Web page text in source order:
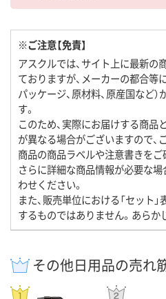
※ご注意【免責】
アスクルでは、サイト上に最新の
ておりますが、メーカーの都合等に
パッケージ、原材料、原産国など
す。
このため、実際にお届けする商
が異なる場合がございますので、
商品の商品ラベルや注意書きをご
さらに詳細な商品情報が必要な
わせください。
また、販売単位における「セット
するものではありません。あらか
その他日用品の売れ